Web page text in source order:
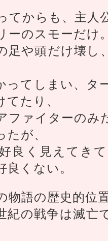
てからも、主人
ーのスモーだけ
足や頭だけ壊し
ってしまい、タ
たり、
ファイターのみ
が、
良く見えてき
くない。
物語の歴史的位
紀の戦争は滅亡